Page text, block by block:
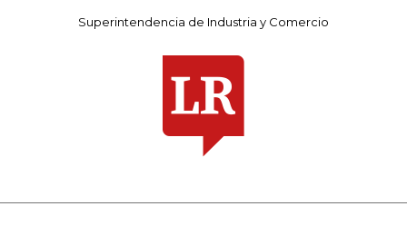
Superintendencia de Industria y Comercio